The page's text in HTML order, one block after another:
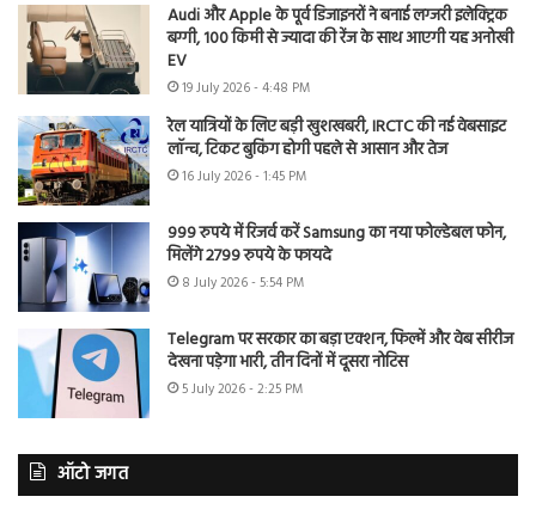
Audi और Apple के पूर्व डिजाइनरों ने बनाई लग्जरी इलेक्ट्रिक
बग्गी, 100 किमी से ज्यादा की रेंज के साथ आएगी यह अनोखी
EV
19 July 2026 - 4:48 PM
रेल यात्रियों के लिए बड़ी खुशखबरी, IRCTC की नई वेबसाइट
लॉन्च, टिकट बुकिंग होगी पहले से आसान और तेज
16 July 2026 - 1:45 PM
999 रुपये में रिजर्व करें Samsung का नया फोल्डेबल फोन,
मिलेंगे 2799 रुपये के फायदे
8 July 2026 - 5:54 PM
Telegram पर सरकार का बड़ा एक्शन, फिल्में और वेब सीरीज
देखना पड़ेगा भारी, तीन दिनों में दूसरा नोटिस
5 July 2026 - 2:25 PM
ऑटो जगत